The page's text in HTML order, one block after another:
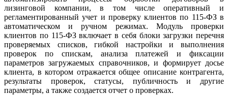
лизинговой компании, в том числе оперативный и
регламентированный учет и проверку клиентов по 115-ФЗ в
автоматическом и ручном режимах. Модуль проверки
клиентов по 115-ФЗ включает в себя блоки загрузки перечня
проверяемых списков, гибкой настройки и выполнения
проверок по спискам, анализа платежей и фиксации
параметров загружаемых справочников, и формирует досье
клиента, в котором отражается общее описание контрагента,
результаты проверок, статусы, публичность и другие
параметры, а также создается отчет о проверках.